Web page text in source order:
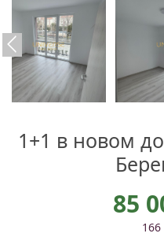
1+1 в новом
85
166